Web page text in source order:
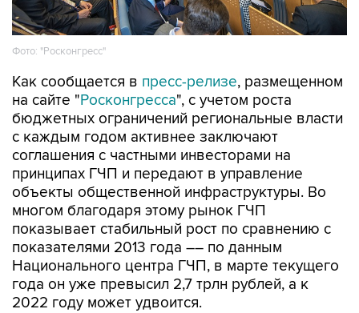
Фото: "Росконгресс"
Как сообщается в пресс-релизе, размещенном
на сайте "Росконгресса", с учетом роста
бюджетных ограничений региональные власти
с каждым годом активнее заключают
соглашения с частными инвесторами на
принципах ГЧП и передают в управление
объекты общественной инфраструктуры. Во
многом благодаря этому рынок ГЧП
показывает стабильный рост по сравнению с
показателями 2013 года –– по данным
Национального центра ГЧП, в марте текущего
года он уже превысил 2,7 трлн рублей, а к
2022 году может удвоится.